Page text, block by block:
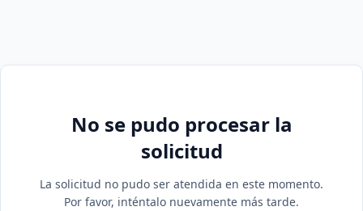
No se pudo procesar la
solicitud
La solicitud no pudo ser atendida en este momento.
Por favor, inténtalo nuevamente más tarde.